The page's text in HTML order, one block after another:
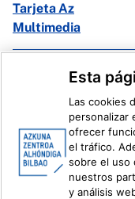
Tarjeta Az
Multimedia
Facebook
Información legal
Esta
Las cookies
personalizar
ofrecer
el tráfico.
sobre el uso
nuestros
y análisis